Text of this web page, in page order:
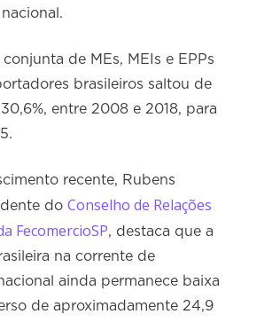
de MEs, MEIs e EPPs
brasileiros saltou de
entre 2008 e 2018, para
recente, Rubens
doConselho de Relações
FecomercioSP, destaca que a
na corrente de
ainda permanece baixa
de aproximadamente 24,9